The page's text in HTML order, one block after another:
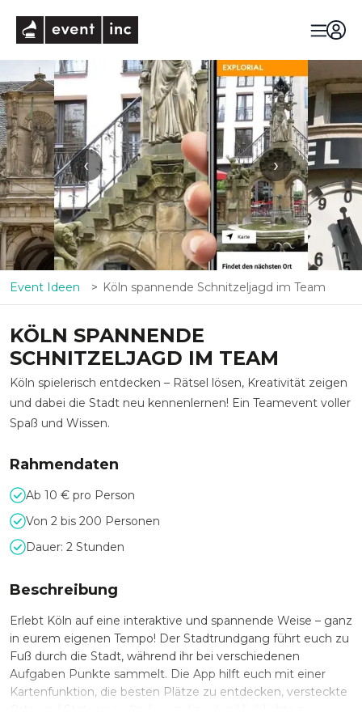
‹ ›
Event Ideen Köln spannende Schnitzeljagd im Team
KÖLN SPANNENDE
SCHNITZELJAGD IM TEAM
Köln spielerisch entdecken – Rätsel lösen, Kreativität zeigen
und dabei die Stadt neu kennenlernen! Ein Teamevent voller
Spaß und Wissen.
Rahmendaten
Ab 10 € pro Person
Von 2 bis 200 Personen
Dauer: 2 Stunden
Beschreibung
Erlebt Köln auf eine interaktive und spannende Weise – ganz
in eurem eigenen Tempo! Der Stadtrundgang führt euch zu
Fuß durch die Stadt, während ihr bei verschiedenen
Aufgaben Punkte sammelt. Die App hilft euch mit einer
Kartenfunktion, die besten Plätze zu entdecken, versteckte